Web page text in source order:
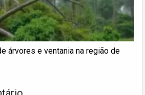
árvores e ventania na região de